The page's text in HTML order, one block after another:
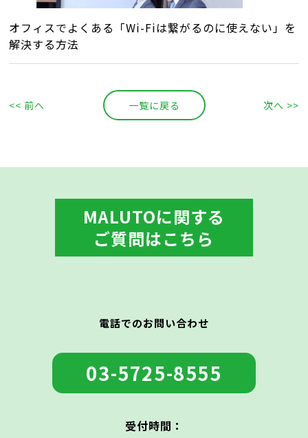
オフィスでよくある「Wi-Fiは繋がるのに使えない」を
解決する方法
<< 前へ 一覧に戻る 次へ >>
MALUTOに関する
ご質問はこちら
電話でのお問い合わせ
03-5725-8555
受付時間：